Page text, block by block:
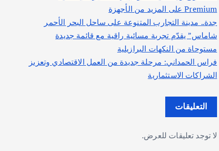
Premium على المزيد من الأجهزة
جدة.. مدينة التجارب المتنوعة على ساحل البحر الأحمر
شاماس” يقدّم تجربة مسائية راقية مع قائمة جديدة
مستوحاة من النكهات البرازيلية
فراس الحمداني: مرحلة جديدة من العمل الاقتصادي وتعزيز
الشراكات الاستثمارية
التعليقات
لا توجد تعليقات للعرض.